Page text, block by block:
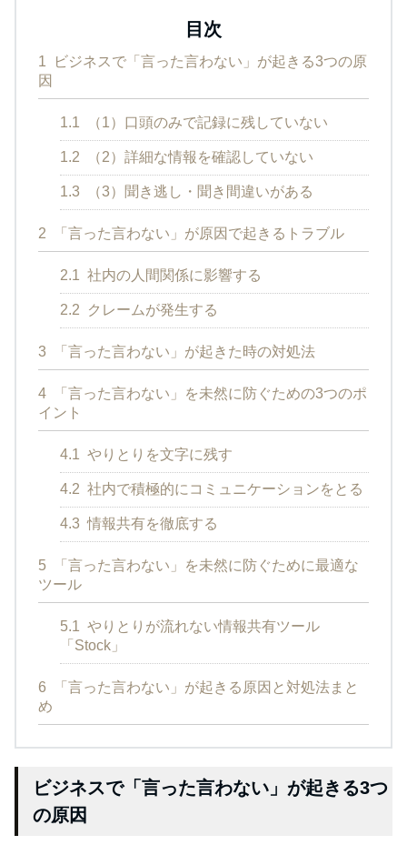
目次
1
ビジネスで「言った言わない」が起きる3つの原
因
1.1 （1）口頭のみで記録に残していない
1.2 （2）詳細な情報を確認していない
1.3 （3）聞き逃し・聞き間違いがある
2 「言った言わない」が原因で起きるトラブル
2.1 社内の人間関係に影響する
2.2 クレームが発生する
3 「言った言わない」が起きた時の対処法
4
「言った言わない」を未然に防ぐための3つのポ
イント
4.1 やりとりを文字に残す
4.2 社内で積極的にコミュニケーションをとる
4.3 情報共有を徹底する
5
「言った言わない」を未然に防ぐために最適な
ツール
5.1 やりとりが流れない情報共有ツール
「Stock」
6
「言った言わない」が起きる原因と対処法まと
め
ビジネスで「言った言わない」が起きる3つ
の原因